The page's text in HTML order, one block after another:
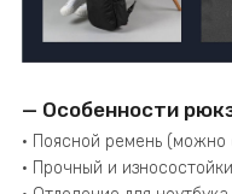
— Особенности
• Поясной ремень (можно
• Прочный и